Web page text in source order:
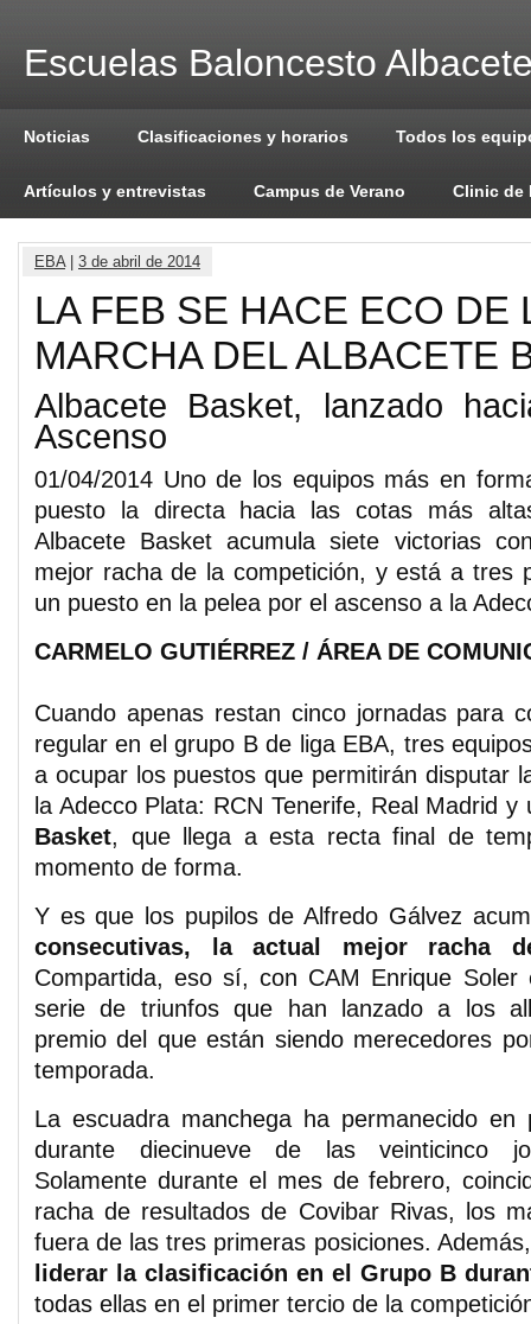
Escuelas Baloncesto
Noticias Clasificaciones y horarios Todos los
Artículos y entrevistas Campus de Verano Clinic de
EBA| 3 de abril de 2014
LA FEB SE HACE ECO DE
MARCHA DEL ALBACETE
Albacete Basket, lanzado
Ascenso
01/04/2014 Uno de los equipos más en
puesto la directa hacia las cotas más
Albacete Basket acumula siete victorias
mejor racha de la competición, y está a tres
un puesto en la pelea por el ascenso a la
CARMELO GUTIÉRREZ / ÁREA DE
Cuando apenas restan cinco jornadas para
regular en el grupo B de liga EBA, tres
a ocupar los puestos que permitirán disputar
la Adecco Plata: RCN Tenerife, Real Madrid
Basket, que llega a esta recta final de
momento de forma.
Y es que los pupilos de Alfredo Gálvez
consecutivas, la actual mejor racha
Compartida, eso sí, con CAM Enrique
serie de triunfos que han lanzado a los
premio del que están siendo merecedores
temporada.
La escuadra manchega ha permanecido en
durante diecinueve de las veinticinco
Solamente durante el mes de febrero,
racha de resultados de Covibar Rivas, los
fuera de las tres primeras posiciones.
liderar la clasificación en el Grupo B
todas ellas en el primer tercio de la